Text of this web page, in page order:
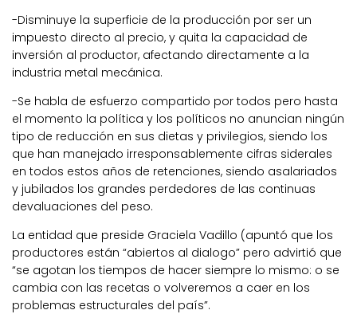
-Disminuye la superficie de la producción por ser un
impuesto directo al precio, y quita la capacidad de
inversión al productor, afectando directamente a la
industria metal mecánica.
-Se habla de esfuerzo compartido por todos pero hasta
el momento la política y los políticos no anuncian ningún
tipo de reducción en sus dietas y privilegios, siendo los
que han manejado irresponsablemente cifras siderales
en todos estos años de retenciones, siendo asalariados
y jubilados los grandes perdedores de las continuas
devaluaciones del peso.
La entidad que preside Graciela Vadillo (apuntó que los
productores están “abiertos al dialogo” pero advirtió que
“se agotan los tiempos de hacer siempre lo mismo: o se
cambia con las recetas o volveremos a caer en los
problemas estructurales del país”.